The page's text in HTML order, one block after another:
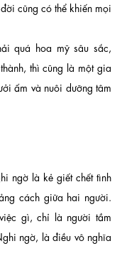
cũng có thể khiến mọi
quá hoa mỹ sâu sắc,
thì cũng là một gia
ấm và nuôi dưỡng tâm
ngờ là kẻ giết chết tình
cách giữa hai người.
gì, chỉ là người tầm
ngờ, là điều vô nghĩa